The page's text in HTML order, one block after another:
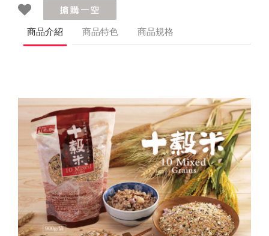
商品介紹 商品特色 商品規格